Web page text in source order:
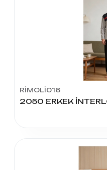
RİMOLİ016
2050 ERKEK